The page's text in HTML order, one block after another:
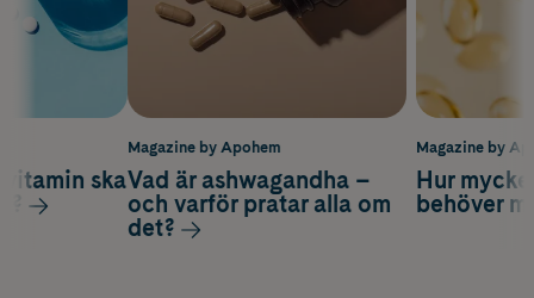
Magazine by
Hur
behöver
ska
Magazine by Apohem
Vad är ashwagandha –
och varför pratar alla om
det?